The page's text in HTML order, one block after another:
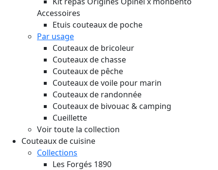
Accessoires
Etuis couteaux de poche
Par usage
Couteaux de bricoleur
Couteaux de chasse
Couteaux de pêche
Couteaux de voile pour marin
Couteaux de randonnée
Couteaux de bivouac & camping
Cueillette
Voir toute la collection
Couteaux de cuisine
Collections
Les Forgés 1890